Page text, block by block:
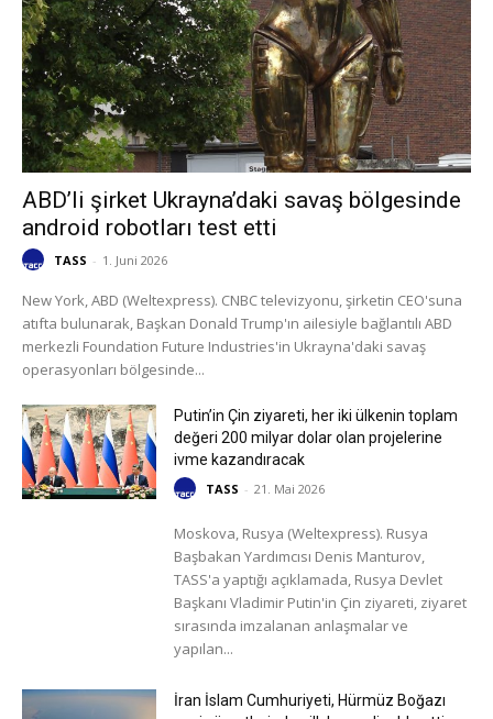
ABD’li şirket Ukrayna’daki savaş bölgesinde
android robotları test etti
TASS - 1. Juni 2026
New York, ABD (Weltexpress). CNBC televizyonu, şirketin CEO'suna
atıfta bulunarak, Başkan Donald Trump'ın ailesiyle bağlantılı ABD
merkezli Foundation Future Industries'in Ukrayna'daki savaş
operasyonları bölgesinde...
Putin’in Çin ziyareti, her iki ülkenin toplam
değeri 200 milyar dolar olan projelerine
ivme kazandıracak
TASS - 21. Mai 2026
Moskova, Rusya (Weltexpress). Rusya
Başbakan Yardımcısı Denis Manturov,
TASS'a yaptığı açıklamada, Rusya Devlet
Başkanı Vladimir Putin'in Çin ziyareti, ziyaret
sırasında imzalanan anlaşmalar ve
yapılan...
İran İslam Cumhuriyeti, Hürmüz Boğazı